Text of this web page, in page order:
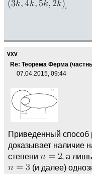
.
vxv
Re: Теорема Ферма
07.04.2015, 09:44
Приведенный
доказывает наличие
степени
, а лишь
(и далее)